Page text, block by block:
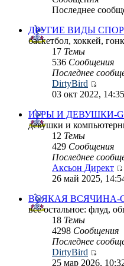
Последнее
ДРУГИЕ ВИДЫ
баскетбол, хоккей,
17 Темы
536 Сообщения
Последнее
DirtyBird
03 окт 2022, 14:35
ИГРЫ И ДЕВУШКИ-
девушки и
12 Темы
429 Сообщения
Последнее
Аксьон Директ
26 май 2025,
ВСЯКАЯ ВСЯЧИНА-
всё остальное: флуд,
18 Темы
4298 Сообщения
Последнее
DirtyBird
25 мар 2026,